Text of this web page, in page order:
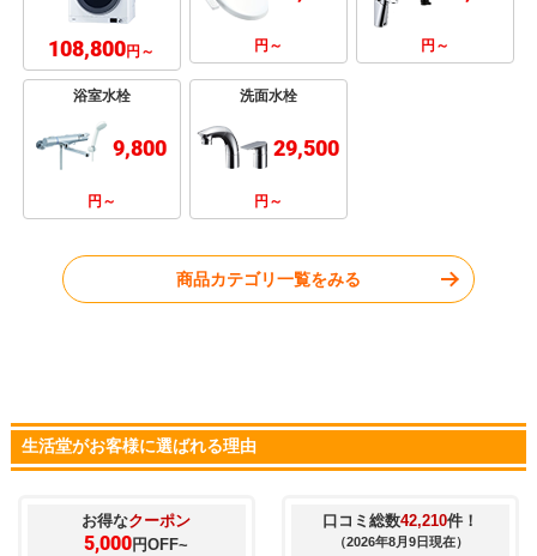
108,800円～ 円～ 円～
浴室水栓
9,800
円～
洗面水栓
29,500
円～
商品カテゴリ一覧をみる
生活堂がお客様に選ばれる理由
お得なクーポン
5,000円OFF~
口コミ総数42,210件！
（2026年8月9日現在）